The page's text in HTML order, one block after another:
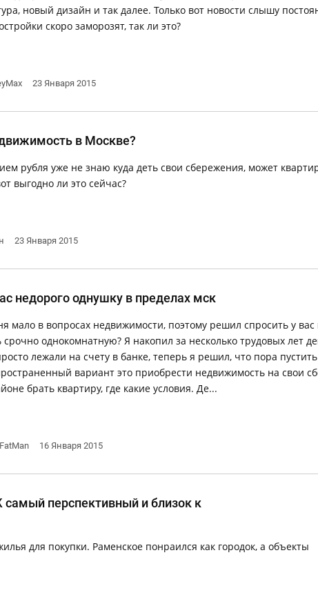
новый дизайн и так далее. Только вот новости слышу
скоро заморозят, так ли это?
23 Января 2015
в Москве?
рубля уже не знаю куда деть свои сбережения, может
выгодно ли это сейчас?
23 Января 2015
недорого однушку в пределах мск
мало в вопросах недвижимости, поэтому решил спросить у вас
однокомнатную? Я накопил за несколько трудовых лет
лежали на счету в банке, теперь я решил, что пора
вариант это приобрести недвижимость на свои
брать квартиру, где какие условия. Де...
16 Января 2015
перспективный и близок к
для покупки. Раменское понраился как городок, а объекты